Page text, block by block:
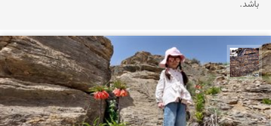
باشد.
محمد ناصری فرد